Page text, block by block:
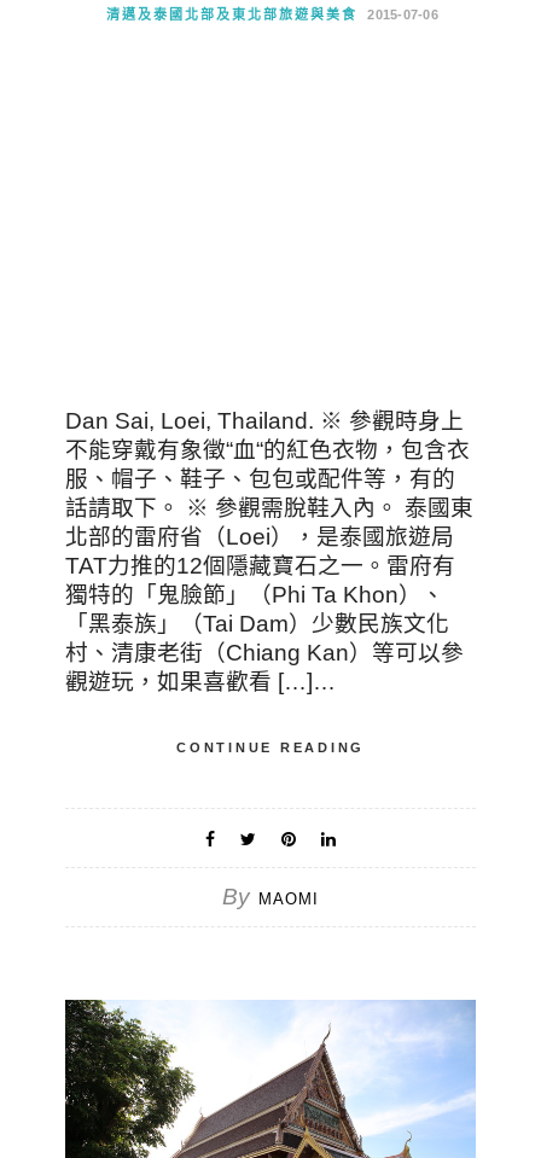
清邁及泰國北部及東北部旅遊與美食 2015-07-06
Dan Sai, Loei, Thailand. ※ 參觀時身上
不能穿戴有象徵“血“的紅色衣物，包含衣
服、帽子、鞋子、包包或配件等，有的
話請取下。 ※ 參觀需脫鞋入內。 泰國東
北部的雷府省（Loei），是泰國旅遊局
TAT力推的12個隱藏寶石之一。雷府有
獨特的「鬼臉節」（Phi Ta Khon）、
「黑泰族」（Tai Dam）少數民族文化
村、清康老街（Chiang Kan）等可以參
觀遊玩，如果喜歡看 […]…
CONTINUE READING
By MAOMI